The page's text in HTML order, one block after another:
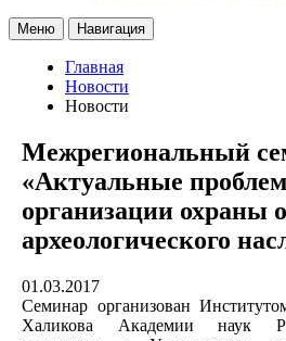
Меню Навигация
Главная
Новости
Новости
Межрегиональный
«Актуальные
организации охраны
археологического
01.03.2017
Семинар организован
Халикова Академии наук